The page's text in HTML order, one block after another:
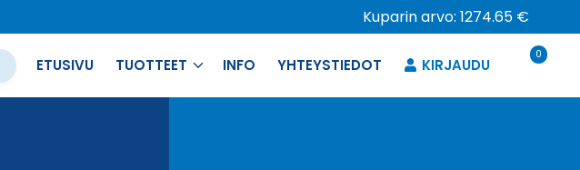
Kuparin arvo: 1274.65 €
ETUSIVU TUOTTEET INFO YHTEYSTIEDOT KIRJAUDU
0